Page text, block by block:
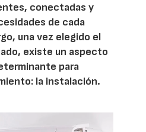
conectadas y
de cada
una vez elegido el
existe un aspecto
para
la instalación.